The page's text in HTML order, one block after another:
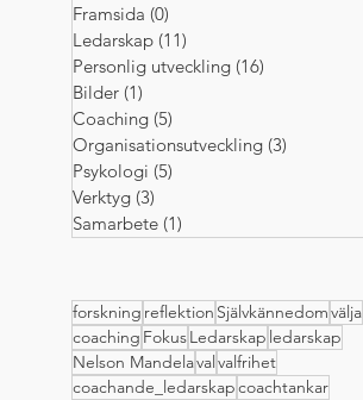
Framsida (0)
Ledarskap (11)
Personlig utveckling (16)
Bilder (1)
Coaching (5)
Organisationsutveckling (3)
Psykologi (5)
Verktyg (3)
Samarbete (1)
forskning reflektion Självkännedomvälja
coaching FokusLedarskap ledarskap
Nelson Mandelavalvalfrihet
coachande_ledarskapcoachtankar